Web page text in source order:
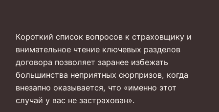
Короткий список вопросов к страховщику и
внимательное чтение ключевых разделов
договора позволяет заранее избежать
большинства неприятных сюрпризов, когда
внезапно оказывается, что «именно этот
случай у вас не застрахован».